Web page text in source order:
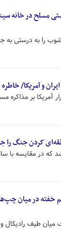
مسلح در خانه
را به درستی به
و آمریکا/ خاطره
آمریکا بر
کردن جنگ
که در مقایسه با
طیف رادیکال و